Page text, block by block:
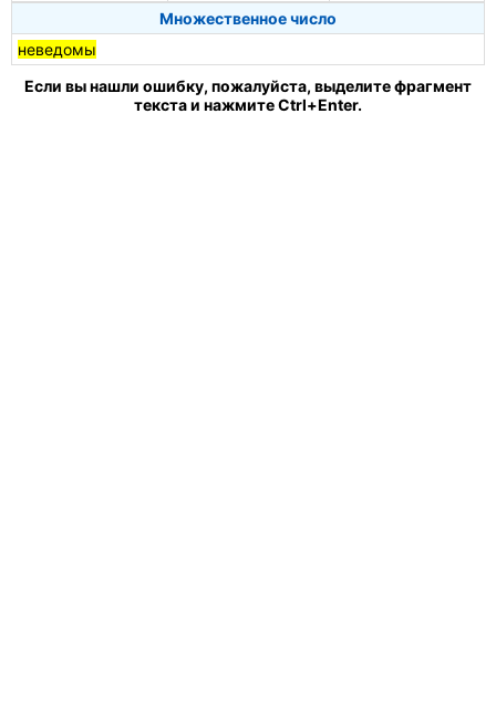
Множественное число
неведомы
Если вы нашли ошибку, пожалуйста, выделите фрагмент
текста и нажмите Ctrl+Enter.